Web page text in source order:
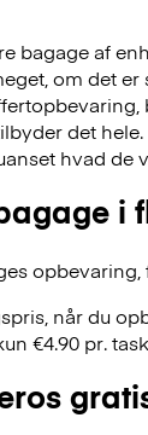
bagage af
om det
det
hvad de
i
når du
€4.90 pr.